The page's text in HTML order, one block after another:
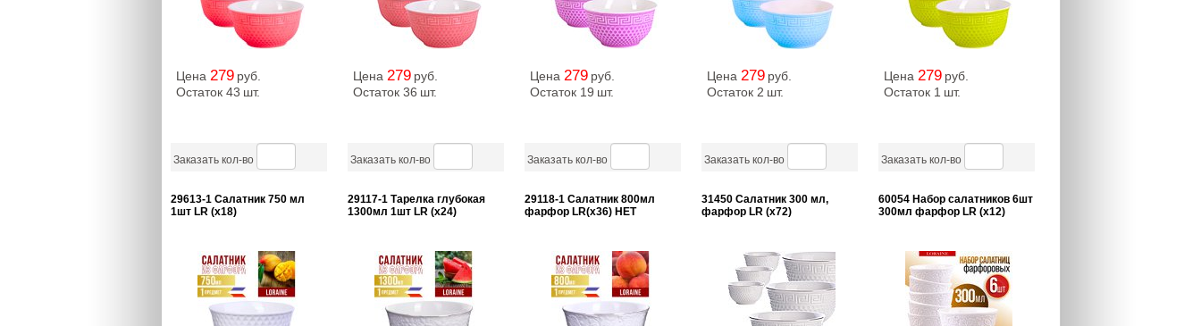
Цена 279 руб.
Остаток 43 шт.
Заказать кол-во
Цена 279 руб.
Остаток 36 шт.
Заказать кол-во
Цена 279 руб.
Остаток 19 шт.
Заказать кол-во
Цена 279 руб.
Остаток 2 шт.
Заказать кол-во
Цена 279 руб.
Остаток 1 шт.
Заказать кол-во
29613-1 Салатник 750 мл
1шт LR (х18)
29117-1 Тарелка глубокая
1300мл 1шт LR (х24)
29118-1 Салатник 800мл
фарфор LR(х36) НЕТ
31450 Салатник 300 мл,
фарфор LR (х72)
60054 Набор салатников 6шт
300мл фарфор LR (х12)